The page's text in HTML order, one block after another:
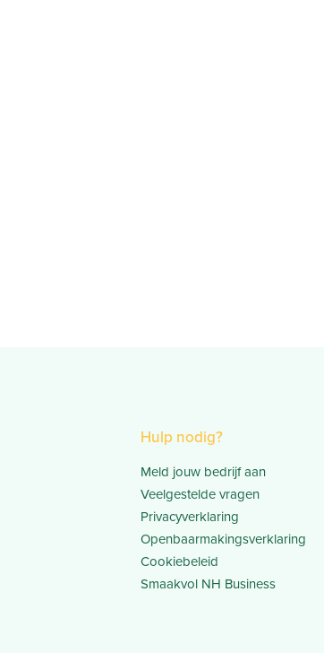
Hulp nodig?
Meld jouw bedrijf aan
Veelgestelde vragen
Privacyverklaring
Openbaarmakingsverklaring
Cookiebeleid
Smaakvol NH Business